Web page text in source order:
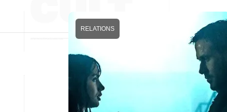
RELATIONS